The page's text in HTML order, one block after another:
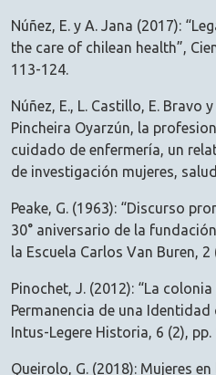
Núñez, E. y A. Jana (2017):
the care of chilean health”,
113-124.
Núñez, E., L. Castillo, E. Bravo
Pincheira Oyarzún, la
cuidado de enfermería, un
de investigación mujeres,
Peake, G. (1963): “Discurso
30° aniversario de la
la Escuela Carlos Van Buren, 2
Pinochet, J. (2012): “La
Permanencia de una
Intus-Legere Historia, 6 (2),
Queirolo, G. (2018): Mujeres